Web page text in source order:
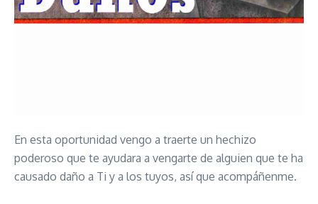
En esta oportunidad vengo a traerte un hechizo
poderoso que te ayudara a vengarte de alguien que te ha
causado daño a Ti y a los tuyos, así que acompáñenme.